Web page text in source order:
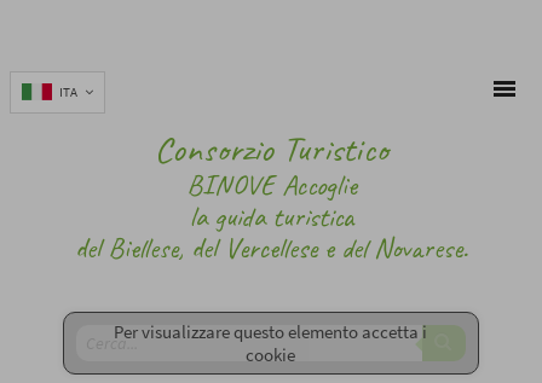
ITA
Consorzio Turistico
BINOVE Accoglie
la guida turistica
del Biellese, del Vercellese e del Novarese.
Per visualizzare questo elemento accetta i
cookie